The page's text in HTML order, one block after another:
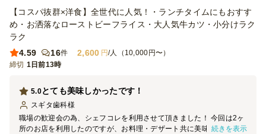
【コスパ抜群×洋食】全世代に人気！・ランチタイムにもおすす
め・お洒落なローストビーフライス・大人気牛カツ・小分けラク
ラク
4.59
16件 2,600 円/人（10,000円〜）
締切 1日前13時
とても美味しかったです！
5.0
スギタ歯科様
職場の歓迎会の為、シェフコレを利用させて頂きました！ 今回は2ヶ
所のお店を利用したのですが、お料理・デザート共に美味しかったで
続きを表示